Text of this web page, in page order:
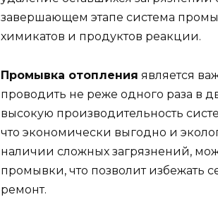
завершающем этапе система
химикатов и продуктов реакции.
Промывка отопления является
проводить не реже одного раза в
высокую производительность
что экономически выгодно и
наличии сложных загрязнений,
промывки, что позволит избежать
ремонт.